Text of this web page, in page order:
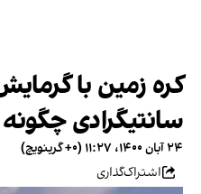
سانتیگرادی
۲۴ آبان ۱۴۰۰، ۱۱:۲۷ (‎+۰ گرینویچ)
اشتراک‌گذاری